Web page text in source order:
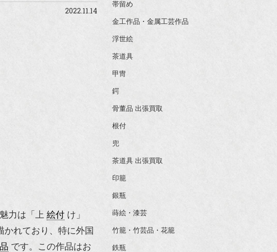
2022.11.14
力は「上 絵付 け」
かれており、特に外国
です。この作品はお
帯留め
金工作品・金属工芸作品
浮世絵
茶道具
甲冑
鍔
骨董品 出張買取
根付
兜
茶道具 出張買取
印籠
銀瓶
蒔絵・漆芸
竹籠・竹芸品・花籠
鉄瓶